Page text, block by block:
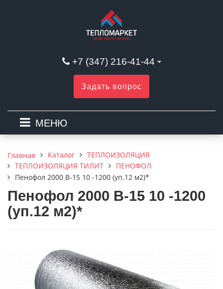
+7 (347) 216-41-44
Задать вопрос
МЕНЮ
Главная Каталог
ТЕПЛОИЗОЛЯЦИЯ
ТЕПЛОИЗОЛЯЦИЯ ТИЛИТ
ПЕНОФОЛ
Пенофол 2000 В-15 10 -1200 (уп.12 м2)*
Пенофол 2000 В-15 10 -1200
(уп.12 м2)*